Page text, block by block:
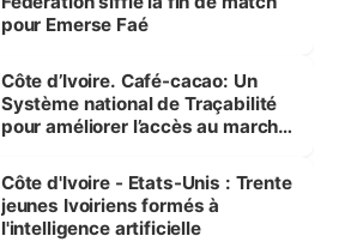
pour Emerse Faé
Côte d’Ivoire. Café-cacao: Un
Système national de Traçabilité
pour améliorer l’accès au marché
Côte d'Ivoire - Etats-Unis : Trente
jeunes Ivoiriens formés à
l'intelligence artificielle